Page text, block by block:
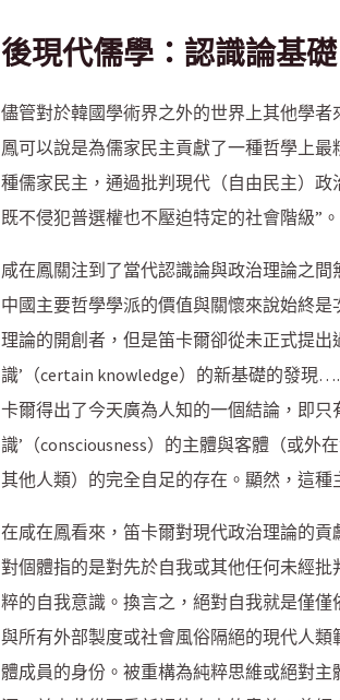
後現代儒學：認識論基礎
儘管對於韓國學術界之外的世界上其他學
鳳可以說是為儒家民主貢獻了一種哲學上
種儒家民主，通過批判現代（自由民主）
既不侵犯普選權也不壓迫特定的社會階級”。
咸在鳳關注到了當代認識論與政治理論之
中國主要哲學學派的價值與關懷來說始終是
理論的開創者，但是笛卡爾卻從未正式提
識’（certain knowledge）的新基礎的發現
卡爾得出了今天廣為人知的一個結論，即只
識’（consciousness）的主體與客體（或
其他人類）的完全自足的存在。顯然，這
在咸在鳳看來，笛卡爾對現代政治理論的貢
對個體指的是對先於自我或其他任何未經
粹的自我意識。換言之，絕對自我就是僅
與所有外部製度或社會風俗隔絕的現代人
體成員的身份。被重構為純粹思維或絕對